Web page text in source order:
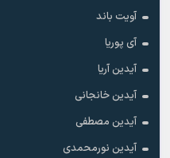
آویت باند
آی پوریا
آیدین آریا
آیدین خانجانی
آیدین مصطفی
آیدین نورمحمدی